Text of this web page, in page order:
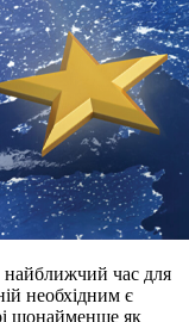
час для
необхідним є
щонайменше як